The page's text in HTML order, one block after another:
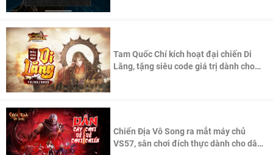
Tam Quốc Chí kích hoạt đại chiến Di
Lăng, tặng siêu code giá trị dành cho
Chiến Địa Vô Song ra mắt máy chủ
VS57, sân chơi đích thực dành cho dân